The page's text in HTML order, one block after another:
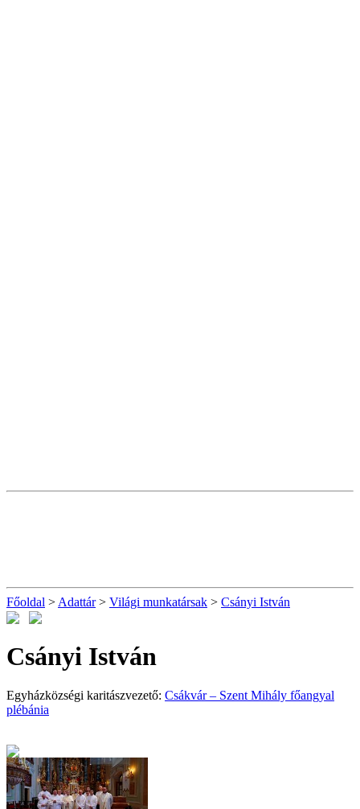
Főoldal > Adattár> Világi munkatársak > Csányi István
Csányi István
Egyházközségi karitászvezető: Csákvár – Szent Mihály főangyal
plébánia